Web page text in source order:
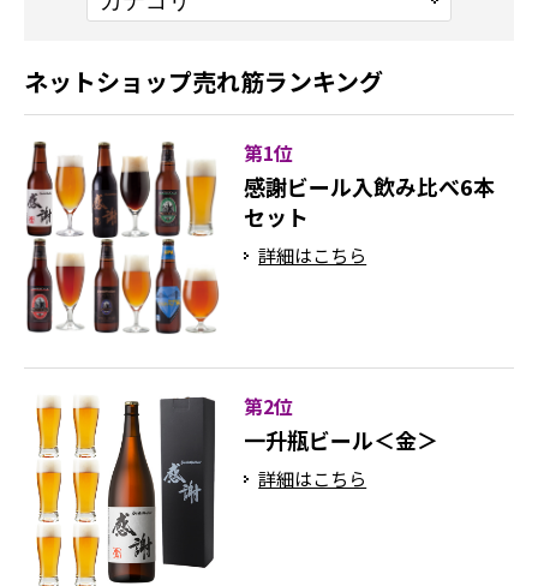
ネットショップ売れ筋ランキング
第1位
感謝ビール入飲み比べ6本
セット
詳細はこちら
第2位
一升瓶ビール＜金＞
詳細はこちら